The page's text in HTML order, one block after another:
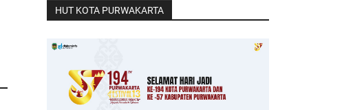
HUT KOTA PURWAKARTA